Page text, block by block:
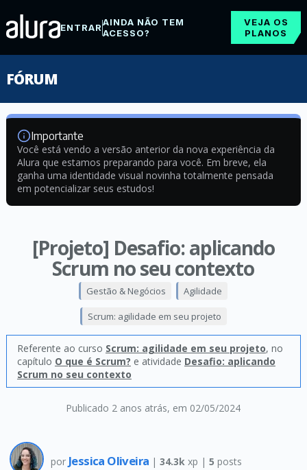
ENTRARAINDA NÃO TEM
ACESSO?
VEJA OS
PLANOS
FÓRUM
Importante
Você está vendo a versão anterior da nova experiência da
Alura que estamos preparando para você. Em breve, ela
ganha uma identidade visual novinha totalmente pensada
em potencializar seus estudos!
[Projeto] Desafio: aplicando
Scrum no seu contexto
Publicado 2 anos atrás, em 02/05/2024
Gestão & Negócios Agilidade
Scrum: agilidade em seu projeto
Referente ao curso Scrum: agilidade em seu projeto, no
capítulo O que é Scrum? e atividade Desafio: aplicando
Scrum no seu contexto
por Jessica Oliveira | 34.3k xp | 5 posts